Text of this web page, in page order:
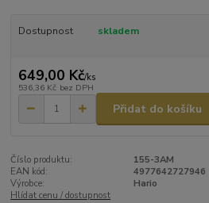
Dostupnost skladem
649,00 Kč/ks
536,36 Kč bez DPH
Přidat do košíku
Číslo produktu:
155-3AM
EAN kód:
4977642727946
Výrobce:
Hario
Hlídat cenu / dostupnost